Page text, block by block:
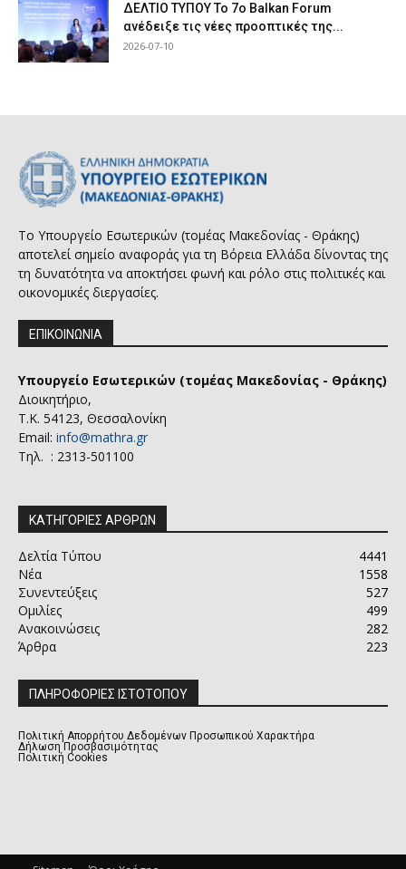
ΔΕΛΤΙΟ ΤΥΠΟΥ Το 7ο Balkan Forum
ανέδειξε τις νέες προοπτικές της...
2026-07-10
Το Υπουργείο Εσωτερικών (τομέας Μακεδονίας - Θράκης)
αποτελεί σημείο αναφοράς για τη Βόρεια Ελλάδα δίνοντας της
τη δυνατότητα να αποκτήσει φωνή και ρόλο στις πολιτικές και
οικονομικές διεργασίες.
ΕΠΙΚΟΙΝΩΝΙΑ
Υπουργείο Εσωτερικών (τομέας Μακεδονίας - Θράκης)
Διοικητήριο,
Τ.Κ. 54123, Θεσσαλονίκη
Email: info@mathra.gr
Τηλ. : 2313-501100
ΚΑΤΗΓΟΡΙΕΣ ΑΡΘΡΩΝ
Δελτία Τύπου
4441
Νέα
1558
Συνεντεύξεις
527
Ομιλίες
499
Ανακοινώσεις
282
Άρθρα
223
ΠΛΗΡΟΦΟΡΙΕΣ ΙΣΤΟΤΟΠΟΥ
Πολιτική Απορρήτου Δεδομένων Προσωπικού Χαρακτήρα
Δήλωση Προσβασιμότητας
Πολιτική Cookies